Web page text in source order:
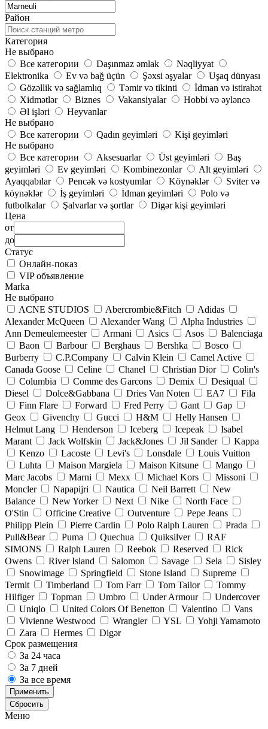
Район
Категория
Не выбрано
Все категории
Daşınmaz əmlak
Nəqliyyat
Elektronika
Ev və bağ üçün Şəxsi əşyalar
Uşaq dünyası
Gözəllik və sağlamlıq
Təmir və tikinti
İdman və istirahət
Xidmətlər
Biznes Vakansiyalar
Hobbi və əyləncə
Əl işləri
Heyvanlar
Не выбрано
Все категории
Qadın geyimləri
Kişi geyimləri
Не выбрано
Все категории
Aksesuarlar Üst geyimləri
Baş
geyimləri
Ev geyimləri Kombinezonlar
Alt geyimləri
Ayaqqabılar
Pencək və kostyumlar Köynəklər
Sviter və
köynəklər
İş geyimləri İdman geyimləri
Polo və
futbolkalar
Şalvarlar və şortlar
Digər kişi geyimləri
Цена
от
до
Статус
Онлайн-показ
VIP объявление
Marka
Не выбрано
ACNE STUDIOS
Abercrombie&Fitch
Adidas
Alexander McQueen
Alexander Wang
Alpha Industries
Ann Demeulemeester
Armani Asics Asos
Balenciaga
Baon
Barbour Berghaus Bershka
Bosco
Burberry
C.P.Company Calvin Klein
Camel Active
Canada Goose
Celine Chanel Christian Dior
Colin's
Columbia
Comme des Garcons Demix
Desiqual
Diesel
Dolce&Gabbana Dries Van Noten EA7
Fila
Finn Flare
Forward Fred Perry Gant
Gap
Geox
Givenchy Gucci H&M
Helly Hansen
Helmut Lang
Henderson Iceberg Icepeak
Isabel
Marant
Jack Wolfskin Jack&Jones Jil Sander
Kappa
Kenzo
Lacoste Levi's Lonsdale
Louis Vuitton
Luhta
Maison Margiela Maison Kitsune
Mango
Marc Jacobs
Marni Mexx Michael Kors
Missoni
Moncler
Napapijri Nautica Neil Barrett
New
Balance
New Yorker Next Nike
North Face
O'Stin
Officine Creative Outventure
Pepe Jeans
Philipp Plein
Pierre Cardin Polo Ralph Lauren
Prada
Pull&Bear
Puma Quechua Quiksilver
RAF
SIMONS
Ralph Lauren Reebok Reserved
Rick
Owens
River Island Salomon Savage Sela
Sisley
Snowimage
Springfield Stone Island
Supreme
Termit
Timberland Tom Farr Tom Tailor
Tommy
Hilfiger
Topman Umbro Under Armour
Undercover
Uniqlo
United Colors Of Benetton Valentino
Vans
Vivienne Westwood
Wrangler YSL
Yohji Yamamoto
Zara
Hermes
Digər
Срок размещения
За 24 часа
За 7 дней
За все время
Применить
Сбросить
Меню